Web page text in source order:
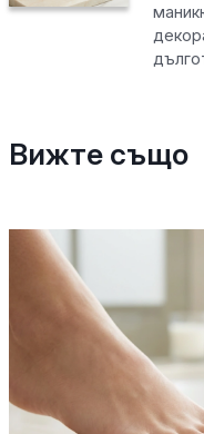
Вижте също